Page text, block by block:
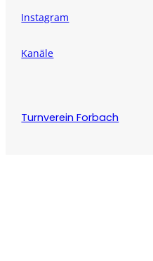
Instagram
Kanäle
Turnverein Forbach